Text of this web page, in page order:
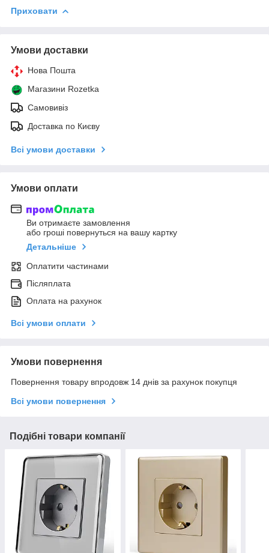
Приховати
Умови доставки
Нова Пошта
Магазини Rozetka
Самовивіз
Доставка по Києву
Всі умови доставки
Умови оплати
Ви отримаєте замовлення
або гроші повернуться на вашу картку
Детальніше
Оплатити частинами
Післяплата
Оплата на рахунок
Всі умови оплати
Умови повернення
Повернення товару впродовж 14 днів за рахунок покупця
Всі умови повернення
Подібні товари компанії